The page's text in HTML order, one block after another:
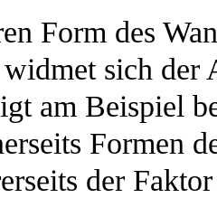
Form des
sich
am Beispiel
Formen
der